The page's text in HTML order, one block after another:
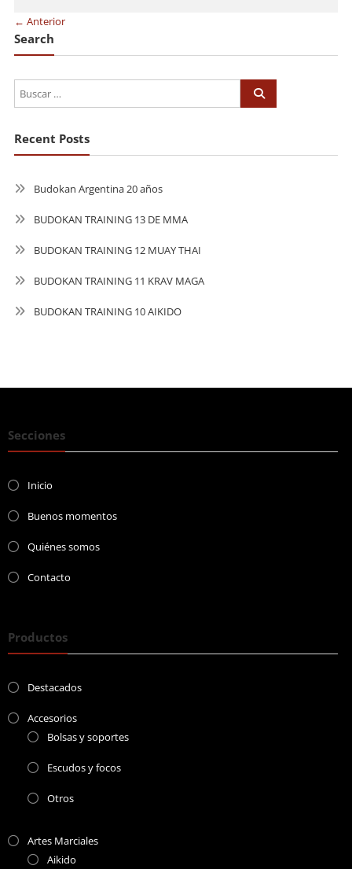
← Anterior
Search
Recent Posts
Budokan Argentina 20 años
BUDOKAN TRAINING 13 DE MMA
BUDOKAN TRAINING 12 MUAY THAI
BUDOKAN TRAINING 11 KRAV MAGA
BUDOKAN TRAINING 10 AIKIDO
Secciones
Inicio
Buenos momentos
Quiénes somos
Contacto
Productos
Destacados
Accesorios
Bolsas y soportes
Escudos y focos
Otros
Artes Marciales
Aikido